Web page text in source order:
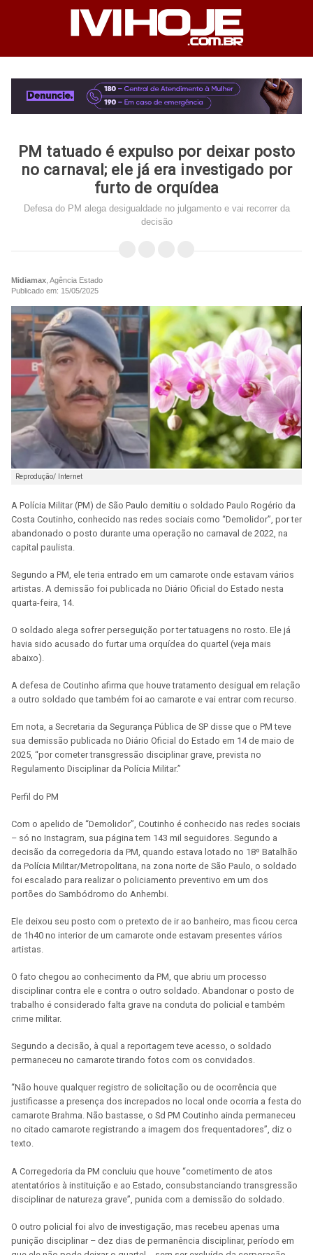
PM tatuado é expulso por deixar posto
no carnaval; ele já era investigado por
furto de orquídea
Defesa do PM alega desigualdade no julgamento e vai recorrer da
decisão
Midiamax , Agência Estado
Publicado em: 15/05/2025
Reprodução/ Internet
A Polícia Militar (PM) de São Paulo demitiu o soldado Paulo Rogério da
Costa Coutinho, conhecido nas redes sociais como “Demolidor”, por ter
abandonado o posto durante uma operação no carnaval de 2022, na
capital paulista.
Segundo a PM, ele teria entrado em um camarote onde estavam vários
artistas. A demissão foi publicada no Diário Oficial do Estado nesta
quarta-feira, 14.
O soldado alega sofrer perseguição por ter tatuagens no rosto. Ele já
havia sido acusado do furtar uma orquídea do quartel (veja mais
abaixo).
A defesa de Coutinho afirma que houve tratamento desigual em relação
a outro soldado que também foi ao camarote e vai entrar com recurso.
Em nota, a Secretaria da Segurança Pública de SP disse que o PM teve
sua demissão publicada no Diário Oficial do Estado em 14 de maio de
2025, “por cometer transgressão disciplinar grave, prevista no
Regulamento Disciplinar da Polícia Militar.”
Perfil do PM
Com o apelido de “Demolidor”, Coutinho é conhecido nas redes sociais
– só no Instagram, sua página tem 143 mil seguidores. Segundo a
decisão da corregedoria da PM, quando estava lotado no 18º Batalhão
da Polícia Militar/Metropolitana, na zona norte de São Paulo, o soldado
foi escalado para realizar o policiamento preventivo em um dos
portões do Sambódromo do Anhembi.
Ele deixou seu posto com o pretexto de ir ao banheiro, mas ficou cerca
de 1h40 no interior de um camarote onde estavam presentes vários
artistas.
O fato chegou ao conhecimento da PM, que abriu um processo
disciplinar contra ele e contra o outro soldado. Abandonar o posto de
trabalho é considerado falta grave na conduta do policial e também
crime militar.
Segundo a decisão, à qual a reportagem teve acesso, o soldado
permaneceu no camarote tirando fotos com os convidados.
“Não houve qualquer registro de solicitação ou de ocorrência que
justificasse a presença dos increpados no local onde ocorria a festa do
camarote Brahma. Não bastasse, o Sd PM Coutinho ainda permaneceu
no citado camarote registrando a imagem dos frequentadores”, diz o
texto.
A Corregedoria da PM concluiu que houve “cometimento de atos
atentatórios à instituição e ao Estado, consubstanciando transgressão
disciplinar de natureza grave”, punida com a demissão do soldado.
O outro policial foi alvo de investigação, mas recebeu apenas uma
punição disciplinar – dez dias de permanência disciplinar, período em